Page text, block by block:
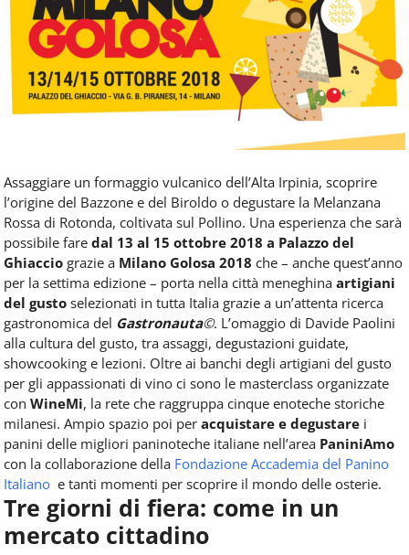
Service
tutte
le
novità
del
Assaggiare un formaggio vulcanico dell’Alta Irpinia, scoprire
l’origine del Bazzone e del Biroldo o degustare la Melanzana
Rossa di Rotonda, coltivata sul Pollino. Una esperienza che sarà
possibile fare dal 13 al 15 ottobre 2018 a Palazzo del
Ghiaccio grazie a Milano Golosa 2018 che – anche quest’anno
per la settima edizione – porta nella città meneghina artigiani
del gusto selezionati in tutta Italia grazie a un’attenta ricerca
gastronomica del Gastronauta©. L’omaggio di Davide Paolini
alla cultura del gusto, tra assaggi, degustazioni guidate,
showcooking e lezioni. Oltre ai banchi degli artigiani del gusto
per gli appassionati di vino ci sono le masterclass organizzate
con WineMi, la rete che raggruppa cinque enoteche storiche
milanesi. Ampio spazio poi per acquistare e degustare i
panini delle migliori paninoteche italiane nell’area PaniniAmo
con la collaborazione della Fondazione Accademia del Panino
Italiano e tanti momenti per scoprire il mondo delle osterie.
Tre giorni di fiera: come in un
mercato cittadino